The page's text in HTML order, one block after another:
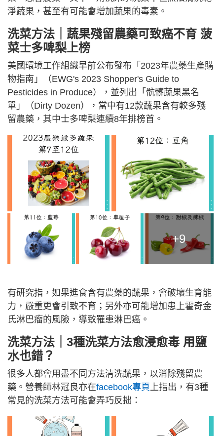
淨蔬果，甚至有可能會增加蔬果的毒素。
洗菜方法｜蔬果殘留農藥可致癌不育 菠
菜士多啤梨上榜
美國環境工作組織早前公布發布「2023年農藥生產購
物指南」（EWG's 2023 Shopper's Guide to
Pesticides in Produce），並列出「骯髒蔬果黑名
單」（Dirty Dozen），當中有12款蔬果含有較多殘
留農藥，其中士多啤梨連續8年排榜首。
+9
有研究指，如果進食含有農藥的蔬果，會破壞生育能
力，嚴重更會引致不育；另外亦可能增加患上霍奇金
氏淋巴瘤的風險，導致罹患淋巴癌。
洗菜方法｜3種洗菜方法愈浸愈毒 用鹽
水也錯？
很多人都會用盡不同方法清洗蔬果，以消除殘留農
藥。 營養師林冠良亦在facebook專頁上指出，有3種
常見的洗菜方法可能會弄巧反拙：